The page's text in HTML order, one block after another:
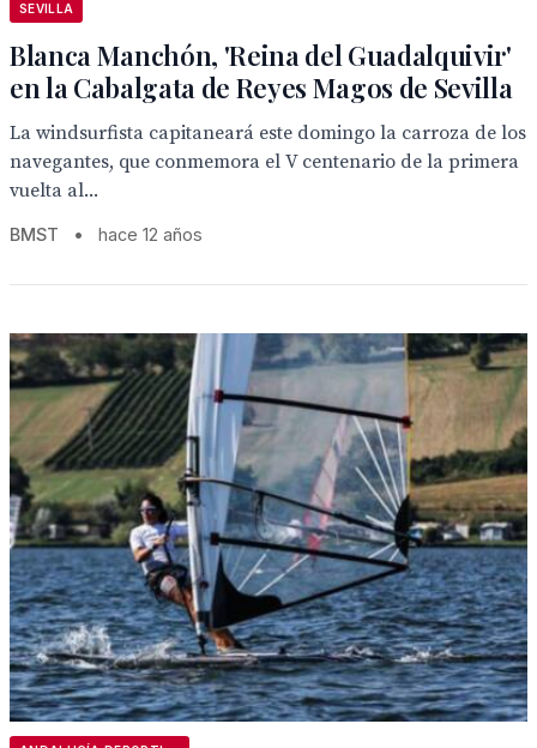
SEVILLA
Blanca Manchón, 'Reina del Guadalquivir'
en la Cabalgata de Reyes Magos de Sevilla
La windsurfista capitaneará este domingo la carroza de los
navegantes, que conmemora el V centenario de la primera
vuelta al...
BMST • hace 12 años